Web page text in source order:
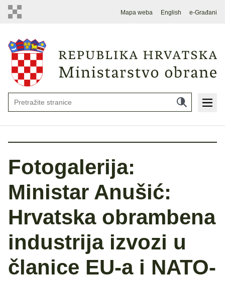
Mapa weba English e-Građani
Fotogalerija:
Ministar Anušić:
Hrvatska obrambena
industrija izvozi u
članice EU-a i NATO-